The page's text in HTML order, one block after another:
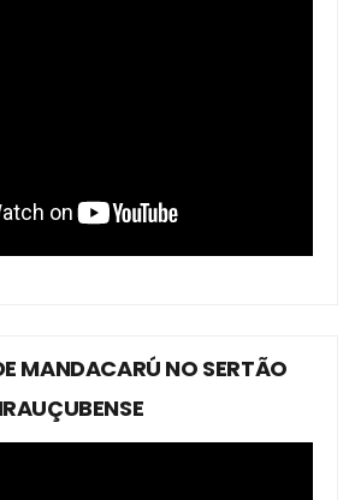
MANDACARÚ NO SERTÃO
IRAUÇUBENSE